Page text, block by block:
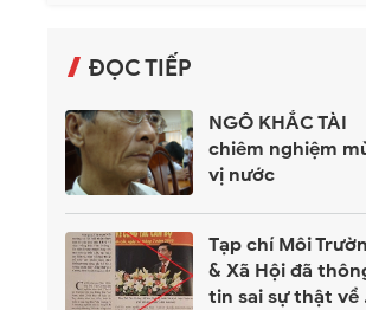
ĐỌC TIẾP
NGÔ KHẮC TÀI
chiêm nghiệm
vị nước
Tạp chí Môi
& Xã Hội đã
tin sai sự thật về